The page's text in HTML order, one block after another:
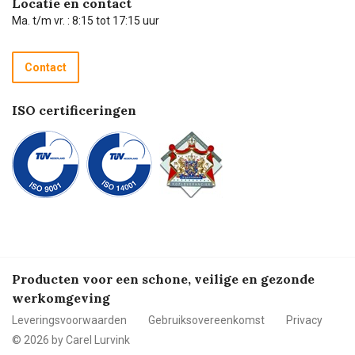
Technische dienst
Recycle programma
Betalen
Ma. t/m vr. : 8:15 tot 17:15 uur
Contact
ISO certificeringen
Producten voor een schone, veilige en gezonde
werkomgeving
Leveringsvoorwaarden Gebruiksovereenkomst
Privacy
© 2026 by Carel Lurvink